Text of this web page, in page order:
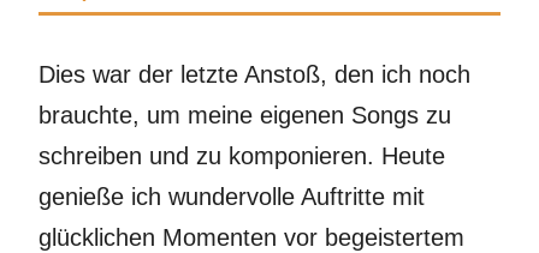
Dies war der letzte Anstoß, den ich noch
brauchte, um meine eigenen Songs zu
schreiben und zu komponieren. Heute
genieße ich wundervolle Auftritte mit
glücklichen Momenten vor begeistertem